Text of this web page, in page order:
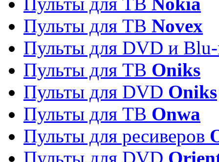
Пульты для ТВ Novex
Пульты для DVD и
Пульты для ТВ Oniks
Пульты для DVD Oniks
Пульты для ТВ Onwa
Пульты для ресиверов
Пульты для DVD